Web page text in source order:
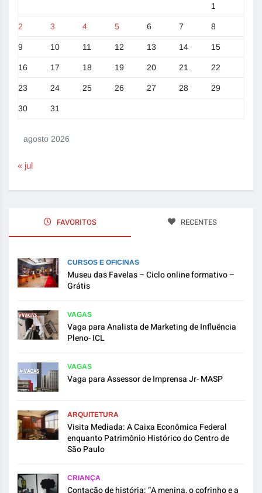
agosto 2026
1
2 3 4 5 6 7 8
9 10 11 12 13 14 15
16 17 18 19 20 21 22
23 24 25 26 27 28 29
30 31
« jul
FAVORITOS RECENTES
CURSOS E OFICINAS
Museu das Favelas – Ciclo online formativo –
Grátis
VAGAS
Vaga para Analista de Marketing de Influência
Pleno- ICL
VAGAS
Vaga para Assessor de Imprensa Jr- MASP
ARQUITETURA
Visita Mediada: A Caixa Econômica Federal
enquanto Patrimônio Histórico do Centro de
São Paulo
CRIANÇA
Contação de história: “A menina, o cofrinho e a